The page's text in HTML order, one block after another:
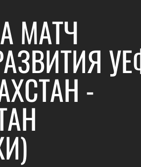
МАТЧ
-